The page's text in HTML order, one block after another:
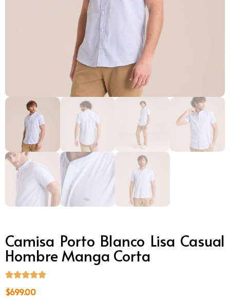
Camisa Porto Blanco Lisa Casual
Hombre Manga Corta
$699.00